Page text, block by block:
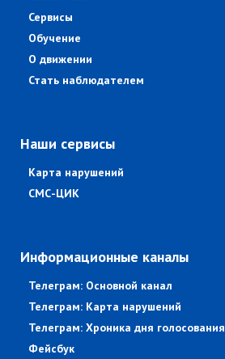
Сервисы
Обучение
О движении
Стать наблюдателем
Наши сервисы
Карта нарушений
СМС-ЦИК
Информационные каналы
Телеграм: Основной канал
Телеграм: Карта нарушений
Телеграм: Хроника дня голосования
Фейсбук